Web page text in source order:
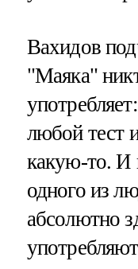
Вахидов
"Маяка"
любой тест
какую-то. И
одного из
абсолютно